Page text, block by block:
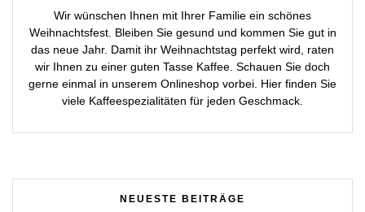
Wir wünschen Ihnen mit Ihrer Familie ein schönes
Weihnachtsfest. Bleiben Sie gesund und kommen Sie gut in
das neue Jahr. Damit ihr Weihnachtstag perfekt wird, raten
wir Ihnen zu einer guten Tasse Kaffee. Schauen Sie doch
gerne einmal in unserem Onlineshop vorbei. Hier finden Sie
viele Kaffeespezialitäten für jeden Geschmack.
NEUESTE BEITRÄGE